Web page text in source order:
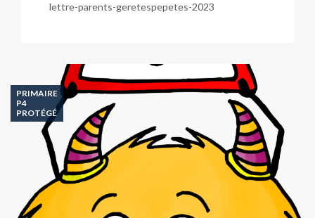
lettre-parents-geretespepetes-2023
PRIMAIRE
P4
PROTÉGÉ